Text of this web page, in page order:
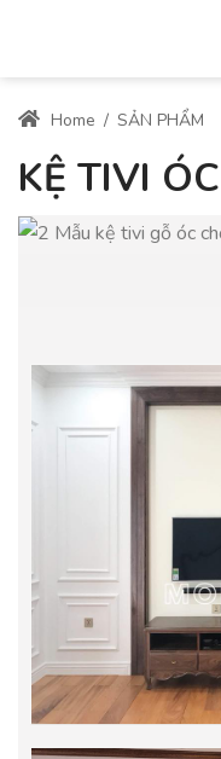
Home / SẢN PHẨM
KỆ TIVI